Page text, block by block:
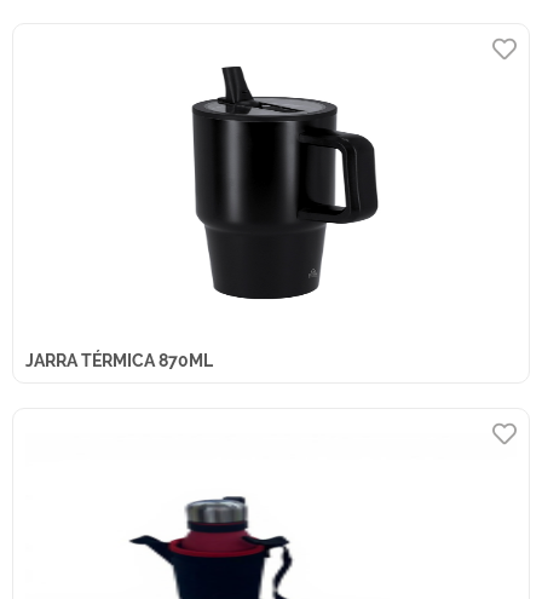
JARRA TÉRMICA 870ML